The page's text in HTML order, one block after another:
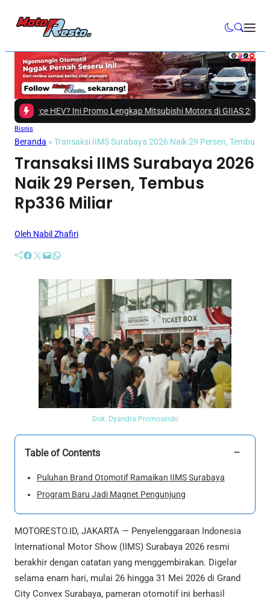
HEV? Ini Promo Lengkap Mitsubishi Motors di GIIAS 2026|#3 -
Bisnis
Beranda » Transaksi IIMS Surabaya 2026 Naik 29 Persen, Tembus
Transaksi IIMS Surabaya 2026
Naik 29 Persen, Tembus
Rp336 Miliar
Oleh Nabil Zhafiri
Facebook Twitter Mail WhatsApp
Dok. Dyandra Promosindo
Table of Contents −
Puluhan Brand Otomotif Ramaikan IIMS Surabaya
Program Baru Jadi Magnet Pengunjung
MOTORESTO.ID, JAKARTA — Penyelenggaraan Indonesia
International Motor Show (IIMS) Surabaya 2026 resmi
berakhir dengan catatan yang menggembirakan. Digelar
selama enam hari, mulai 26 hingga 31 Mei 2026 di Grand
City Convex Surabaya, pameran otomotif ini berhasil